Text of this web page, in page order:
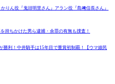
りん役『鬼頭明里さん』アラン役『島﨑信長さん』
持ちかけた男ら逮捕・余罪の有無も捜査！
勝利！中井騎手は15年目で重賞初制覇！【ウマ娘民